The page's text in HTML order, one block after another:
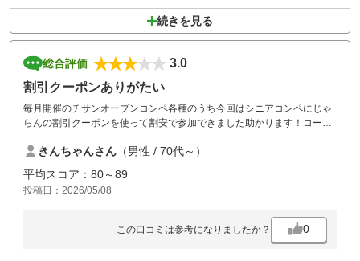
続きを見る
総合評価
3.0
割引クーポンありがたい
毎月開催のチサンオープンコンペ各種のうち今回はシニアコンペにじゃ
らんの割引クーポンを使って割安で参加できました助かります！コース
設定になってます、コースは芝付きは良いとは言えなくグリーンも改造
中で今一ですが平坦で短めで割りと簡単に思われますがグリーンが小さ
くとその周りが逆目など難しく作られておりスコアは以外と出ないコー
スだと思います、食事はメンバーでありながらできるだけ食べないよう
きんちゃんさん （男性 / 70代～）
平均スコア：80～89
投稿日：2026/05/08
この口コミは参考になりましたか？ 0